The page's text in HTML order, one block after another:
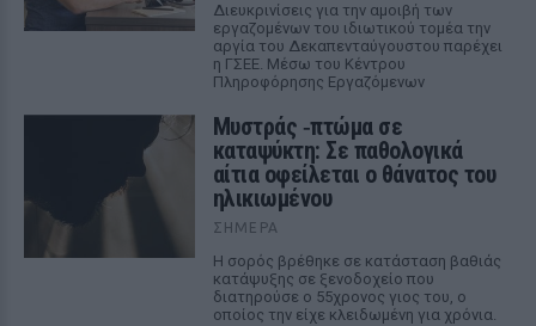
Διευκρινίσεις για την αμοιβή των
εργαζομένων του ιδιωτικού τομέα την
αργία του Δεκαπενταύγουστου παρέχει
η ΓΣΕΕ. Μέσω του Κέντρου
Πληροφόρησης Εργαζόμενων
Μυστράς ‑πτώμα σε
καταψύκτη: Σε παθολογικά
αίτια οφείλεται ο θάνατος του
ηλικιωμένου
ΣΉΜΕΡΑ
Η σορός βρέθηκε σε κατάσταση βαθιάς
κατάψυξης σε ξενοδοχείο που
διατηρούσε ο 55χρονος γιος του, ο
οποίος την είχε κλειδωμένη για χρόνια.